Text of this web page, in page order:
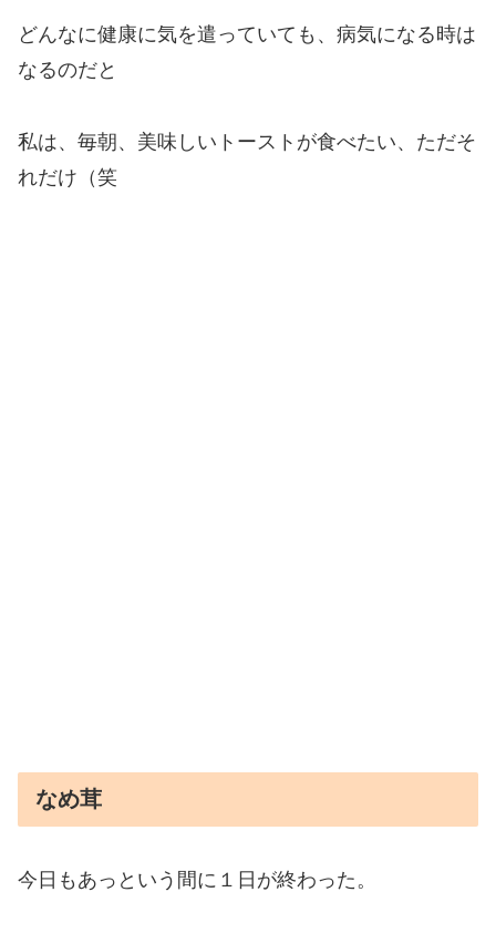
どんなに健康に気を遣っていても、病気になる時は
なるのだと
私は、毎朝、美味しいトーストが食べたい、ただそ
れだけ（笑
なめ茸
今日もあっという間に１日が終わった。